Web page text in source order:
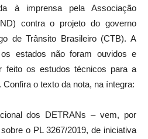
à imprensa pela Associação
contra o projeto do governo
de Trânsito Brasileiro (CTB). A
estados não foram ouvidos e
feito os estudos técnicos para a
o texto da nota, na íntegra:
dos DETRANs – vem, por
o PL 3267/2019, de iniciativa